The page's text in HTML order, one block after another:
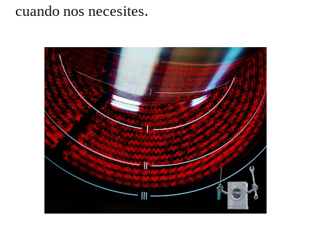
cuando nos necesites.